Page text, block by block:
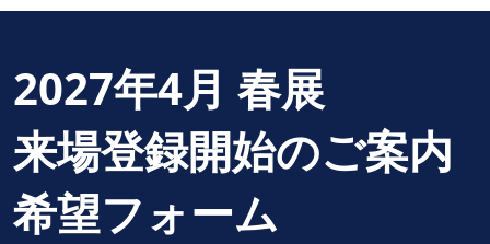
2027年4月 春展
来場登録開始のご案内
希望フォーム